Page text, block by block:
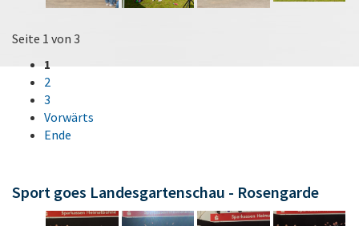
Seite 1 von 3
1
2
3
Vorwärts
Ende
Sport goes Landesgartenschau - Rosengarde